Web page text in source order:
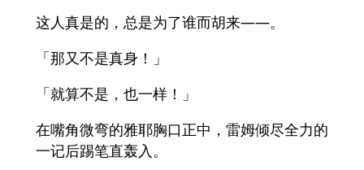
这人真是的，总是为了谁而胡来——。
「那又不是真身！」
「就算不是，也一样！」
在嘴角微弯的雅耶胸口正中，雷姆倾尽全力的
一记后踢笔直轰入。